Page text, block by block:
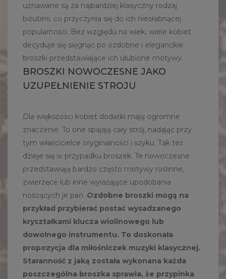
uznawane są za najbardziej klasyczny rodzaj
biżuterii, co przyczynia się do ich niesłabnącej
popularności. Bez względu na wiek, wiele kobiet
decyduje się sięgnąć po ozdobne i eleganckie
broszki przedstawiające ich ulubione motywy.
BROSZKI NOWOCZESNE JAKO
UZUPEŁNIENIE STROJU
Dla większości kobiet dodatki mają ogromne
znaczenie. To one spajają cały strój, nadając przy
tym właścicielce oryginalności i szyku. Tak też
dzieje się w przypadku broszek. Te nowoczesne
przedstawiają bardzo często motywy roślinne,
zwierzęce lub inne wyrażające upodobania
noszących je pań. Ozdobne broszki mogą na
przykład przybierać postać wysadzanego
kryształkami klucza wiolinowego lub
dowolnego instrumentu. To doskonała
propozycja dla miłośniczek muzyki klasycznej.
Staranność z jaką została wykonana każda
poszczególna broszka sprawia, że przypinka